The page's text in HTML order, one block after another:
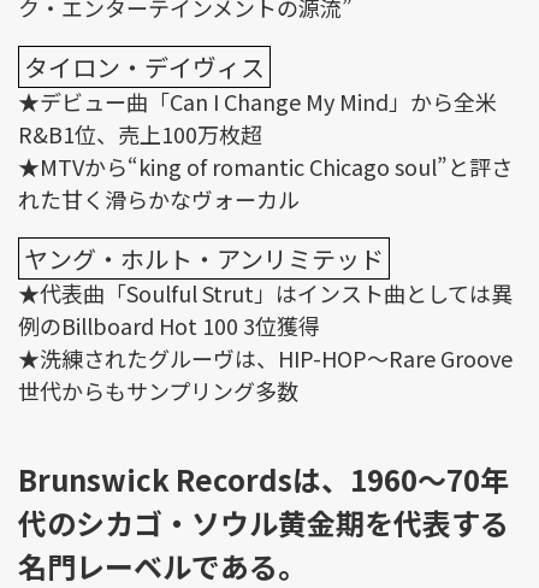
ク・エンターテインメントの源流”
タイロン・デイヴィス
★デビュー曲「Can I Change My Mind」から全米
R&B1位、売上100万枚超
★MTVから“king of romantic Chicago soul”と評さ
れた甘く滑らかなヴォーカル
ヤング・ホルト・アンリミテッド
★代表曲「Soulful Strut」はインスト曲としては異
例のBillboard Hot 100 3位獲得
★洗練されたグルーヴは、HIP-HOP～Rare Groove
世代からもサンプリング多数
Brunswick Recordsは、1960～70年
代のシカゴ・ソウル黄金期を代表する
名門レーベルである。